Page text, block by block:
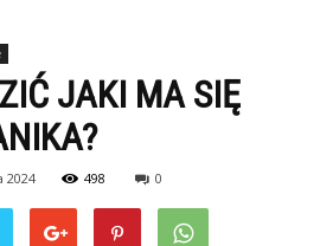
JAKI MA SIĘ
2024 498 0